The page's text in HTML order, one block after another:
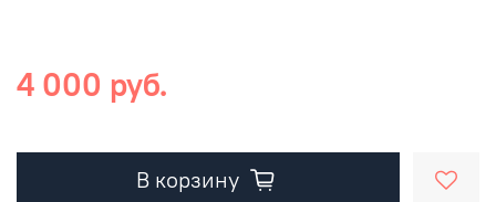
4 000 руб.
В корзину